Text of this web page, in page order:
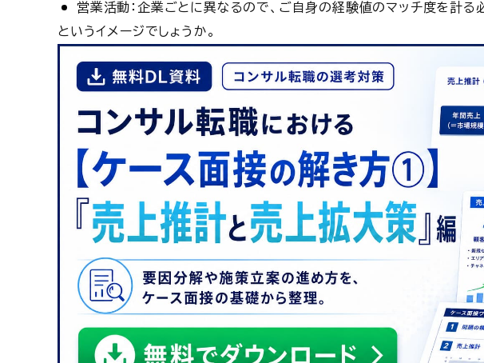
営業活動：企業ごとに異なるので、ご自身の経験値のマッチ度を計る
というイメージでしょうか。